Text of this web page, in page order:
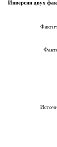
Инверсии двух